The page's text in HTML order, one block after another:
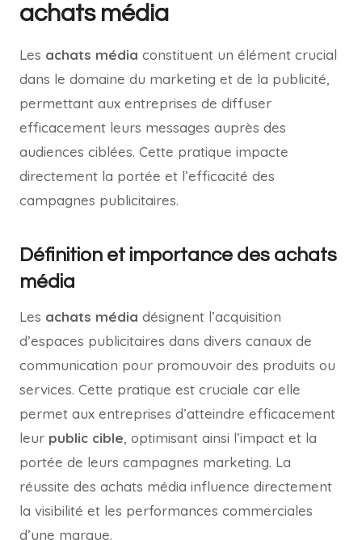
achats média
Les achats média constituent un élément crucial
dans le domaine du marketing et de la publicité,
permettant aux entreprises de diffuser
efficacement leurs messages auprès des
audiences ciblées. Cette pratique impacte
directement la portée et l’efficacité des
campagnes publicitaires.
Définition et importance des achats
média
Les achats média désignent l’acquisition
d’espaces publicitaires dans divers canaux de
communication pour promouvoir des produits ou
services. Cette pratique est cruciale car elle
permet aux entreprises d’atteindre efficacement
leur public cible, optimisant ainsi l’impact et la
portée de leurs campagnes marketing. La
réussite des achats média influence directement
la visibilité et les performances commerciales
d’une marque.